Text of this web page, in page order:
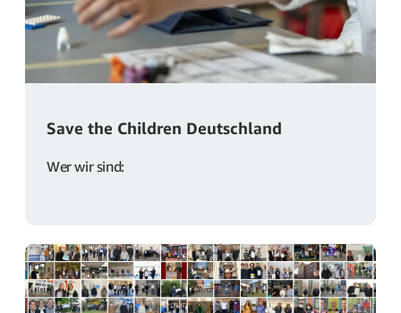
Save the Children Deutschland
Wer wir sind: